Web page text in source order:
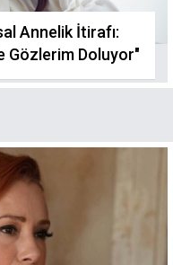
Annelik İtirafı:
Gözlerim Doluyor"